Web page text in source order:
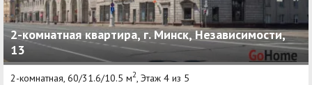
2-комнатная квартира, г. Минск, Независимости,
13
2-комнатная, 60/31.6/10.5 м2, Этаж 4 из 5